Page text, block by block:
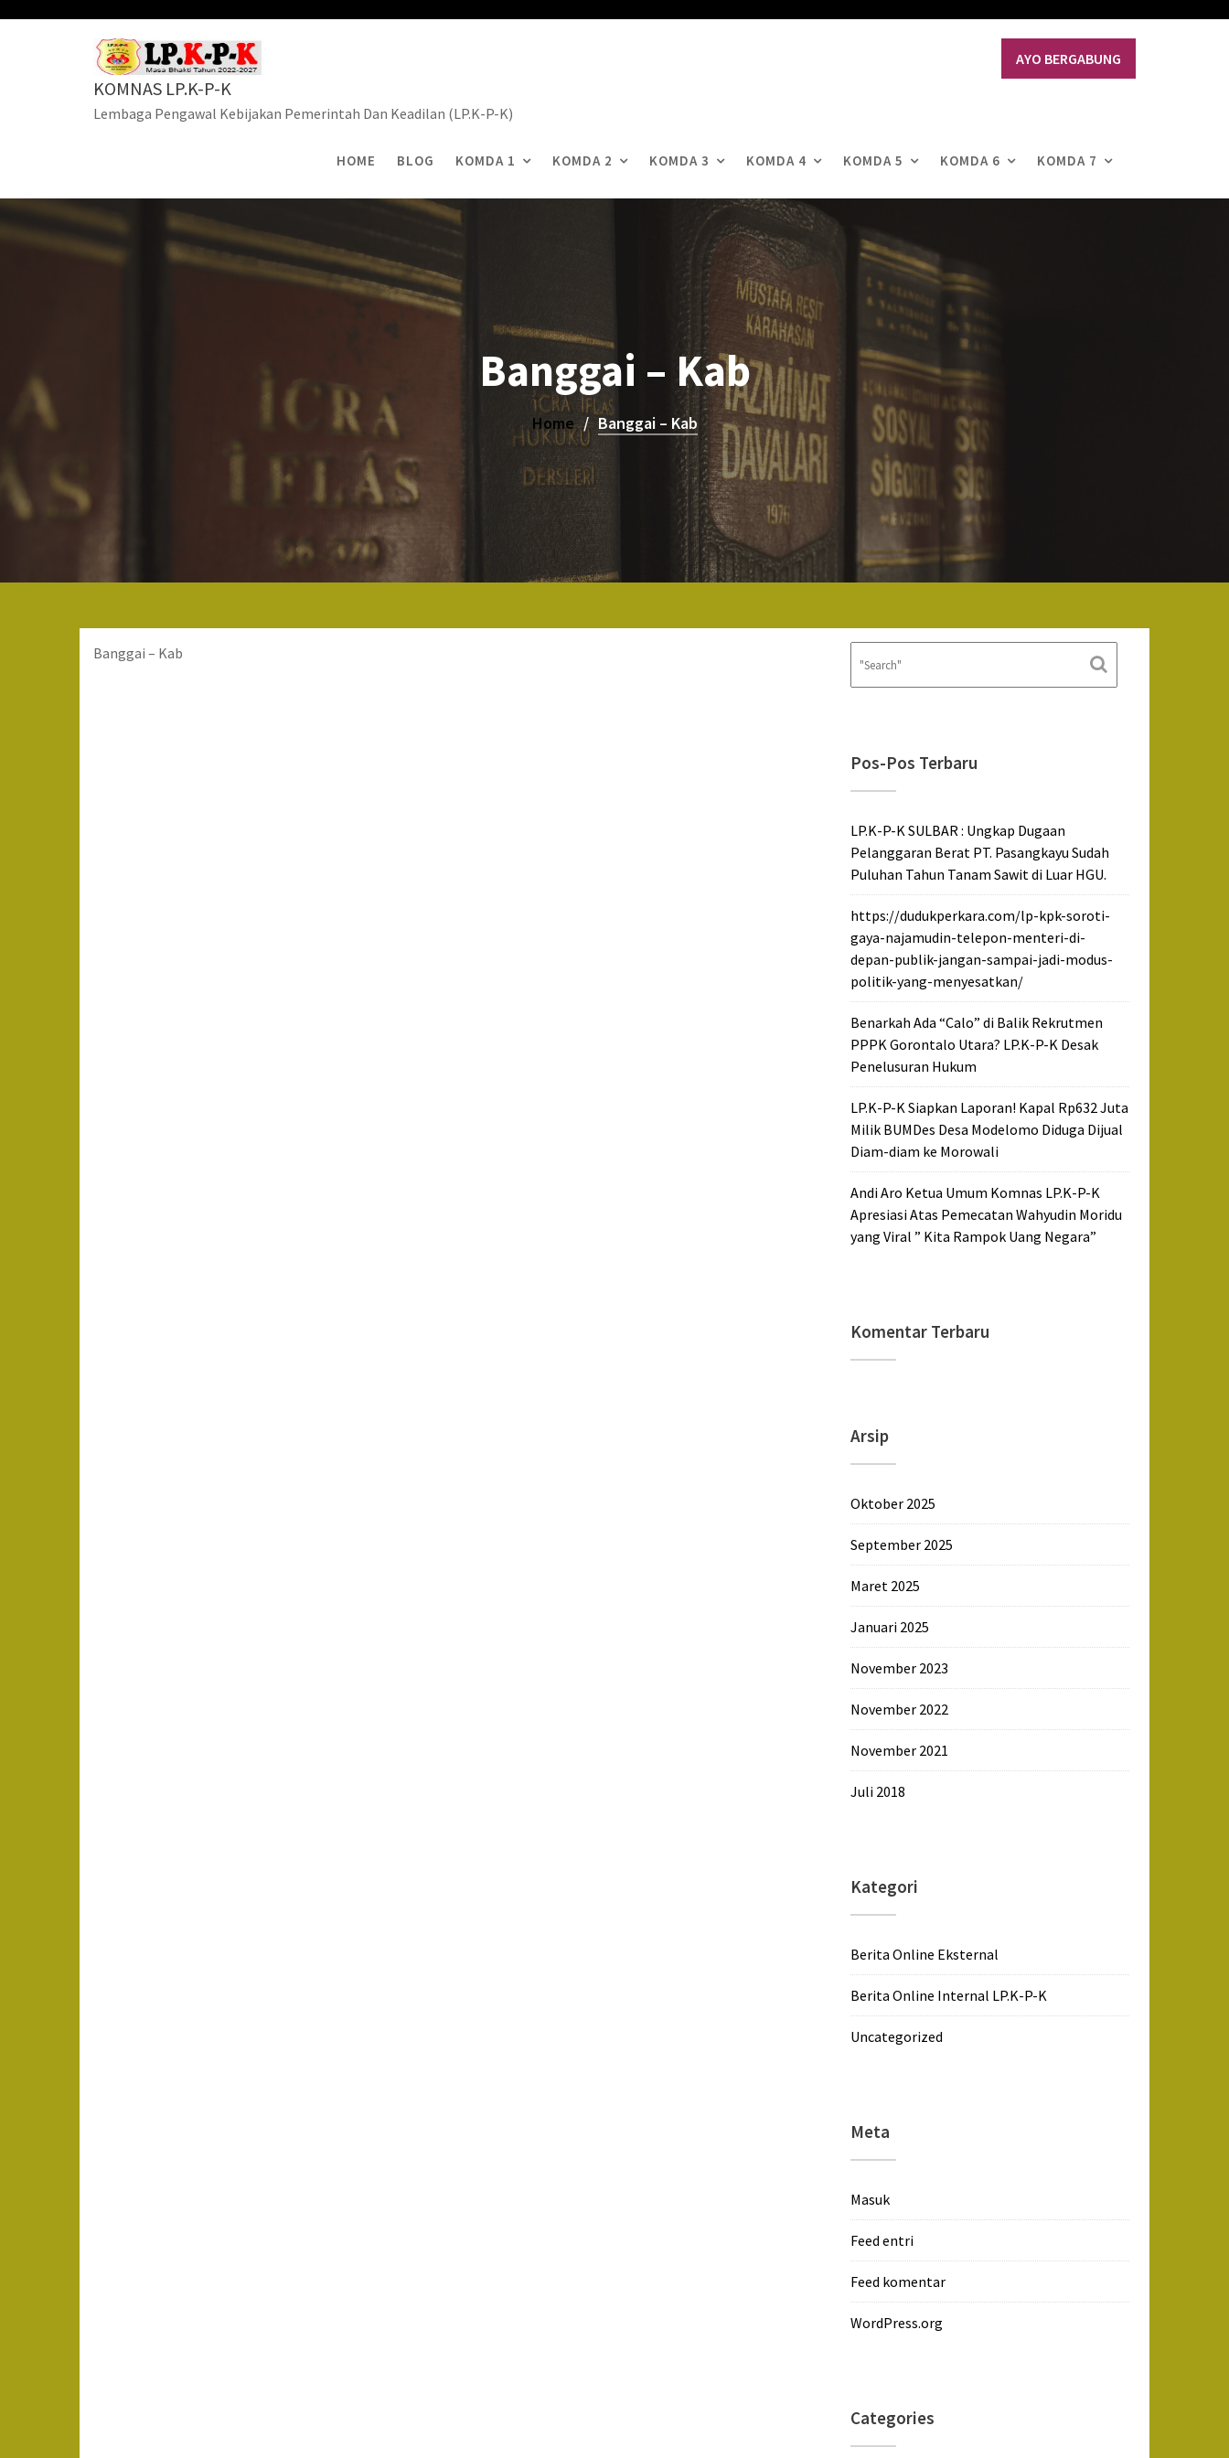
KOMNAS LP.K-P-K
Lembaga Pengawal Kebijakan Pemerintah Dan Keadilan (LP.K-P-K)
AYO BERGABUNG
HOME BLOG KOMDA 1 KOMDA 2 KOMDA 3 KOMDA 4 KOMDA 5 KOMDA 6 KOMDA 7
Banggai – Kab
Home Banggai – Kab
Banggai – Kab
Pos-Pos Terbaru
LP.K-P-K SULBAR : Ungkap Dugaan
Pelanggaran Berat PT. Pasangkayu Sudah
Puluhan Tahun Tanam Sawit di Luar HGU.
https://dudukperkara.com/lp-kpk-soroti-
gaya-najamudin-telepon-menteri-di-
depan-publik-jangan-sampai-jadi-modus-
politik-yang-menyesatkan/
Benarkah Ada “Calo” di Balik Rekrutmen
PPPK Gorontalo Utara? LP.K-P-K Desak
Penelusuran Hukum
LP.K-P-K Siapkan Laporan! Kapal Rp632 Juta
Milik BUMDes Desa Modelomo Diduga Dijual
Diam-diam ke Morowali
Andi Aro Ketua Umum Komnas LP.K-P-K
Apresiasi Atas Pemecatan Wahyudin Moridu
yang Viral ” Kita Rampok Uang Negara”
Komentar Terbaru
Arsip
Oktober 2025
September 2025
Maret 2025
Januari 2025
November 2023
November 2022
November 2021
Juli 2018
Kategori
Berita Online Eksternal
Berita Online Internal LP.K-P-K
Uncategorized
Meta
Masuk
Feed entri
Feed komentar
WordPress.org
Categories